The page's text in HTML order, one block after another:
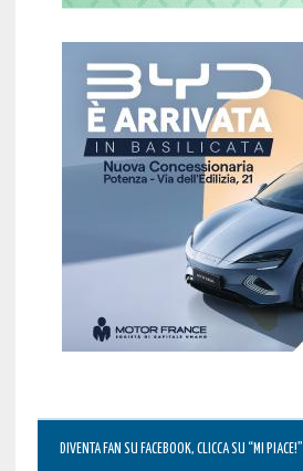
DIVENTA FAN SU FACEBOOK, CLICCA SU “MI PIACE!”